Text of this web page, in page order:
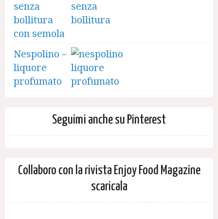
senza
bollitura
con semola
Nespolino –
liquore
profumato
Seguimi anche su Pinterest
Collaboro con la rivista Enjoy Food Magazine
scaricala